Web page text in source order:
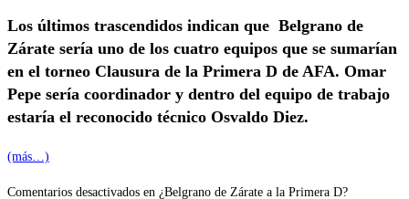
Los últimos trascendidos indican que Belgrano de
Zárate sería uno de los cuatro equipos que se sumarían
en el torneo Clausura de la Primera D de AFA. Omar
Pepe sería coordinador y dentro del equipo de trabajo
estaría el reconocido técnico Osvaldo Diez.
(más…)
Comentarios desactivados en ¿Belgrano de Zárate a la Primera D?